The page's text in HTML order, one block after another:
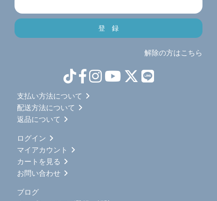
解除の方はこちら
支払い方法について
配送方法について
返品について
ログイン
マイアカウント
カートを見る
お問い合わせ
ブログ